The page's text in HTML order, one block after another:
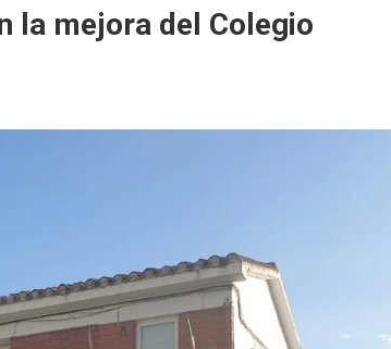
la mejora del Colegio